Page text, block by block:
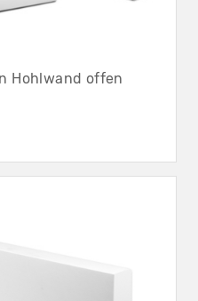
Hohlwand offen